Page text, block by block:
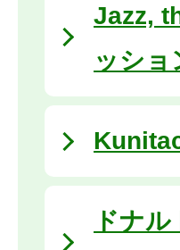
Jazz,
ッショ
ドナ